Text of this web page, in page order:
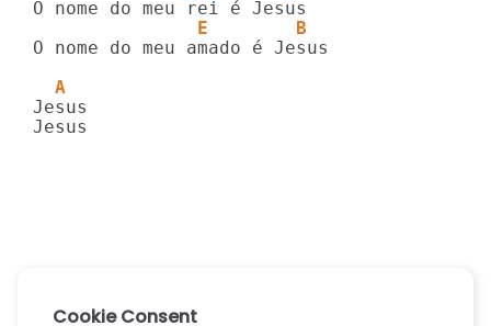
               E        B
O nome do meu amado é Jesus
  A
Jesus
Jesus
Cookie Consent